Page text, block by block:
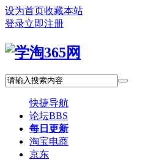
设为首页收藏本站
登录立即注册
快捷导航
论坛BBS
每日更新
淘宝电商
京东